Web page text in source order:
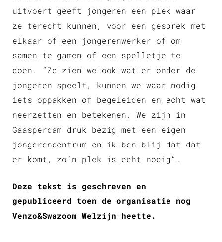
uitvoert geeft jongeren een plek waar
ze terecht kunnen, voor een gesprek met
elkaar of een jongerenwerker of om
samen te gamen of een spelletje te
doen. “Zo zien we ook wat er onder de
jongeren speelt, kunnen we waar nodig
iets oppakken of begeleiden en echt wat
neerzetten en betekenen. We zijn in
Gaasperdam druk bezig met een eigen
jongerencentrum en ik ben blij dat dat
er komt, zo’n plek is echt nodig”.
Deze tekst is geschreven en
gepubliceerd toen de organisatie nog
Venzo&Swazoom Welzijn heette.